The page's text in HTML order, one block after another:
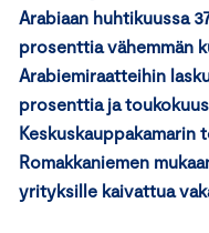
Arabiaan huhtikuussa
prosenttia vähemmän
Arabiemiraatteihin
prosenttia ja
Romakkaniemen
yrityksille kaivattua